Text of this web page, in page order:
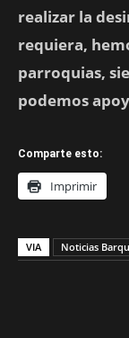
realizar la
requiera,
parroquias,
podemos
Comparte esto:
Imprimir
VIA Noticias